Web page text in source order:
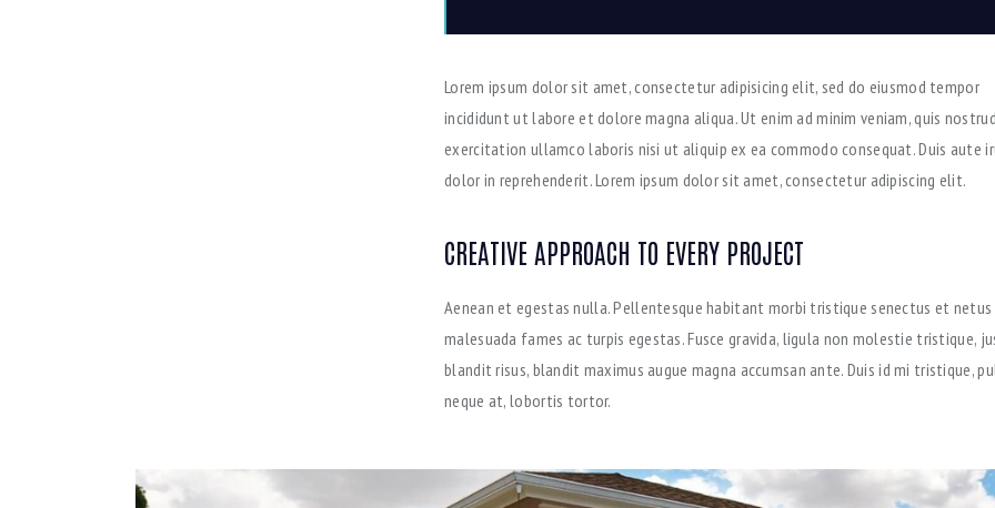
Lorem ipsum dolor sit amet, consectetur adipisicing elit, sed do eiusmod tempor
incididunt ut labore et dolore magna aliqua. Ut enim ad minim veniam, quis
exercitation ullamco laboris nisi ut aliquip ex ea commodo consequat. Duis aute
dolor in reprehenderit. Lorem ipsum dolor sit amet, consectetur adipiscing elit.
CREATIVE APPROACH TO EVERY PROJECT
Aenean et egestas nulla. Pellentesque habitant morbi tristique senectus et
malesuada fames ac turpis egestas. Fusce gravida, ligula non molestie tristique,
blandit risus, blandit maximus augue magna accumsan ante. Duis id mi tristique,
neque at, lobortis tortor.